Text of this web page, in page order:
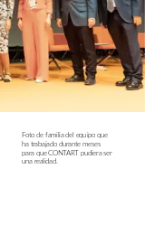
Foto de familiadel equipoque
ha trabajadodurantemeses
para queCONTART pudieraser
una realidad.